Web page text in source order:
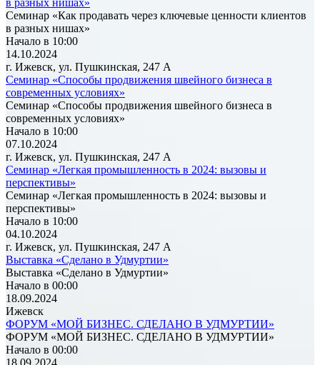
в разных нишах»
Семинар «Как продавать через ключевые ценности клиентов
в разных нишах»
Начало в 10:00
14.10.2024
г. Ижевск, ул. Пушкинская, 247 А
Семинар «Способы продвижения швейного бизнеса в
современных условиях»
Семинар «Способы продвижения швейного бизнеса в
современных условиях»
Начало в 10:00
07.10.2024
г. Ижевск, ул. Пушкинская, 247 А
Семинар «Легкая промышленность в 2024: вызовы и
перспективы»
Семинар «Легкая промышленность в 2024: вызовы и
перспективы»
Начало в 10:00
04.10.2024
г. Ижевск, ул. Пушкинская, 247 А
Выставка «Сделано в Удмуртии»
Выставка «Сделано в Удмуртии»
Начало в 00:00
18.09.2024
Ижевск
ФОРУМ «МОЙ БИЗНЕС. СДЕЛАНО В УДМУРТИИ»
ФОРУМ «МОЙ БИЗНЕС. СДЕЛАНО В УДМУРТИИ»
Начало в 00:00
18.09.2024